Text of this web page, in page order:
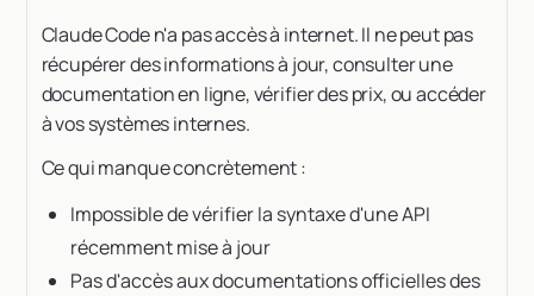
Claude Code n'a pas accès à internet. Il ne peut pas
récupérer des informations à jour, consulter une
documentation en ligne, vérifier des prix, ou accéder
à vos systèmes internes.
Ce qui manque concrètement :
Impossible de vérifier la syntaxe d'une API
récemment mise à jour
Pas d'accès aux documentations officielles des